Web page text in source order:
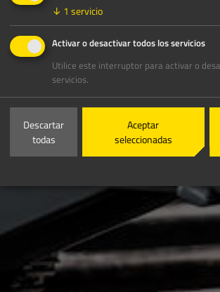
↓ 1 servicio
Activar o desactivar todos los servicios
Utilice este interruptor para activar o
servicios.
Descartar
todas
Aceptar
seleccionadas